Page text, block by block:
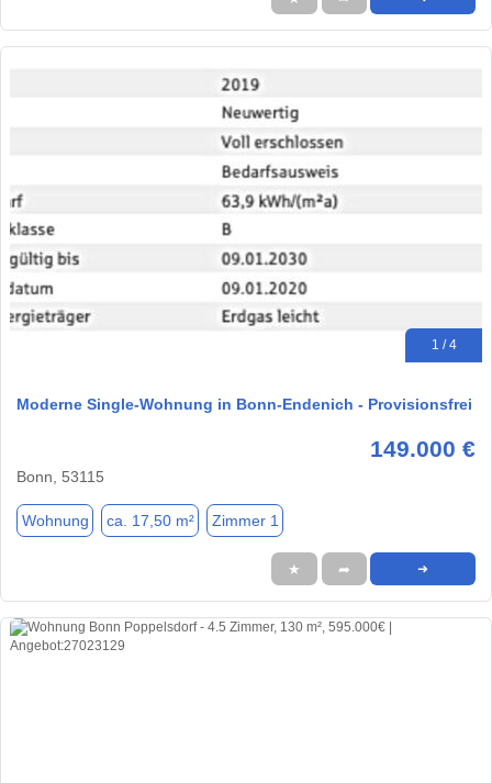
1 / 4
Moderne Single-Wohnung in Bonn-Endenich - Provisionsfrei
149.000 €
Bonn, 53115
Wohnung ca. 17,50 m² Zimmer 1
★ ➦ ➜